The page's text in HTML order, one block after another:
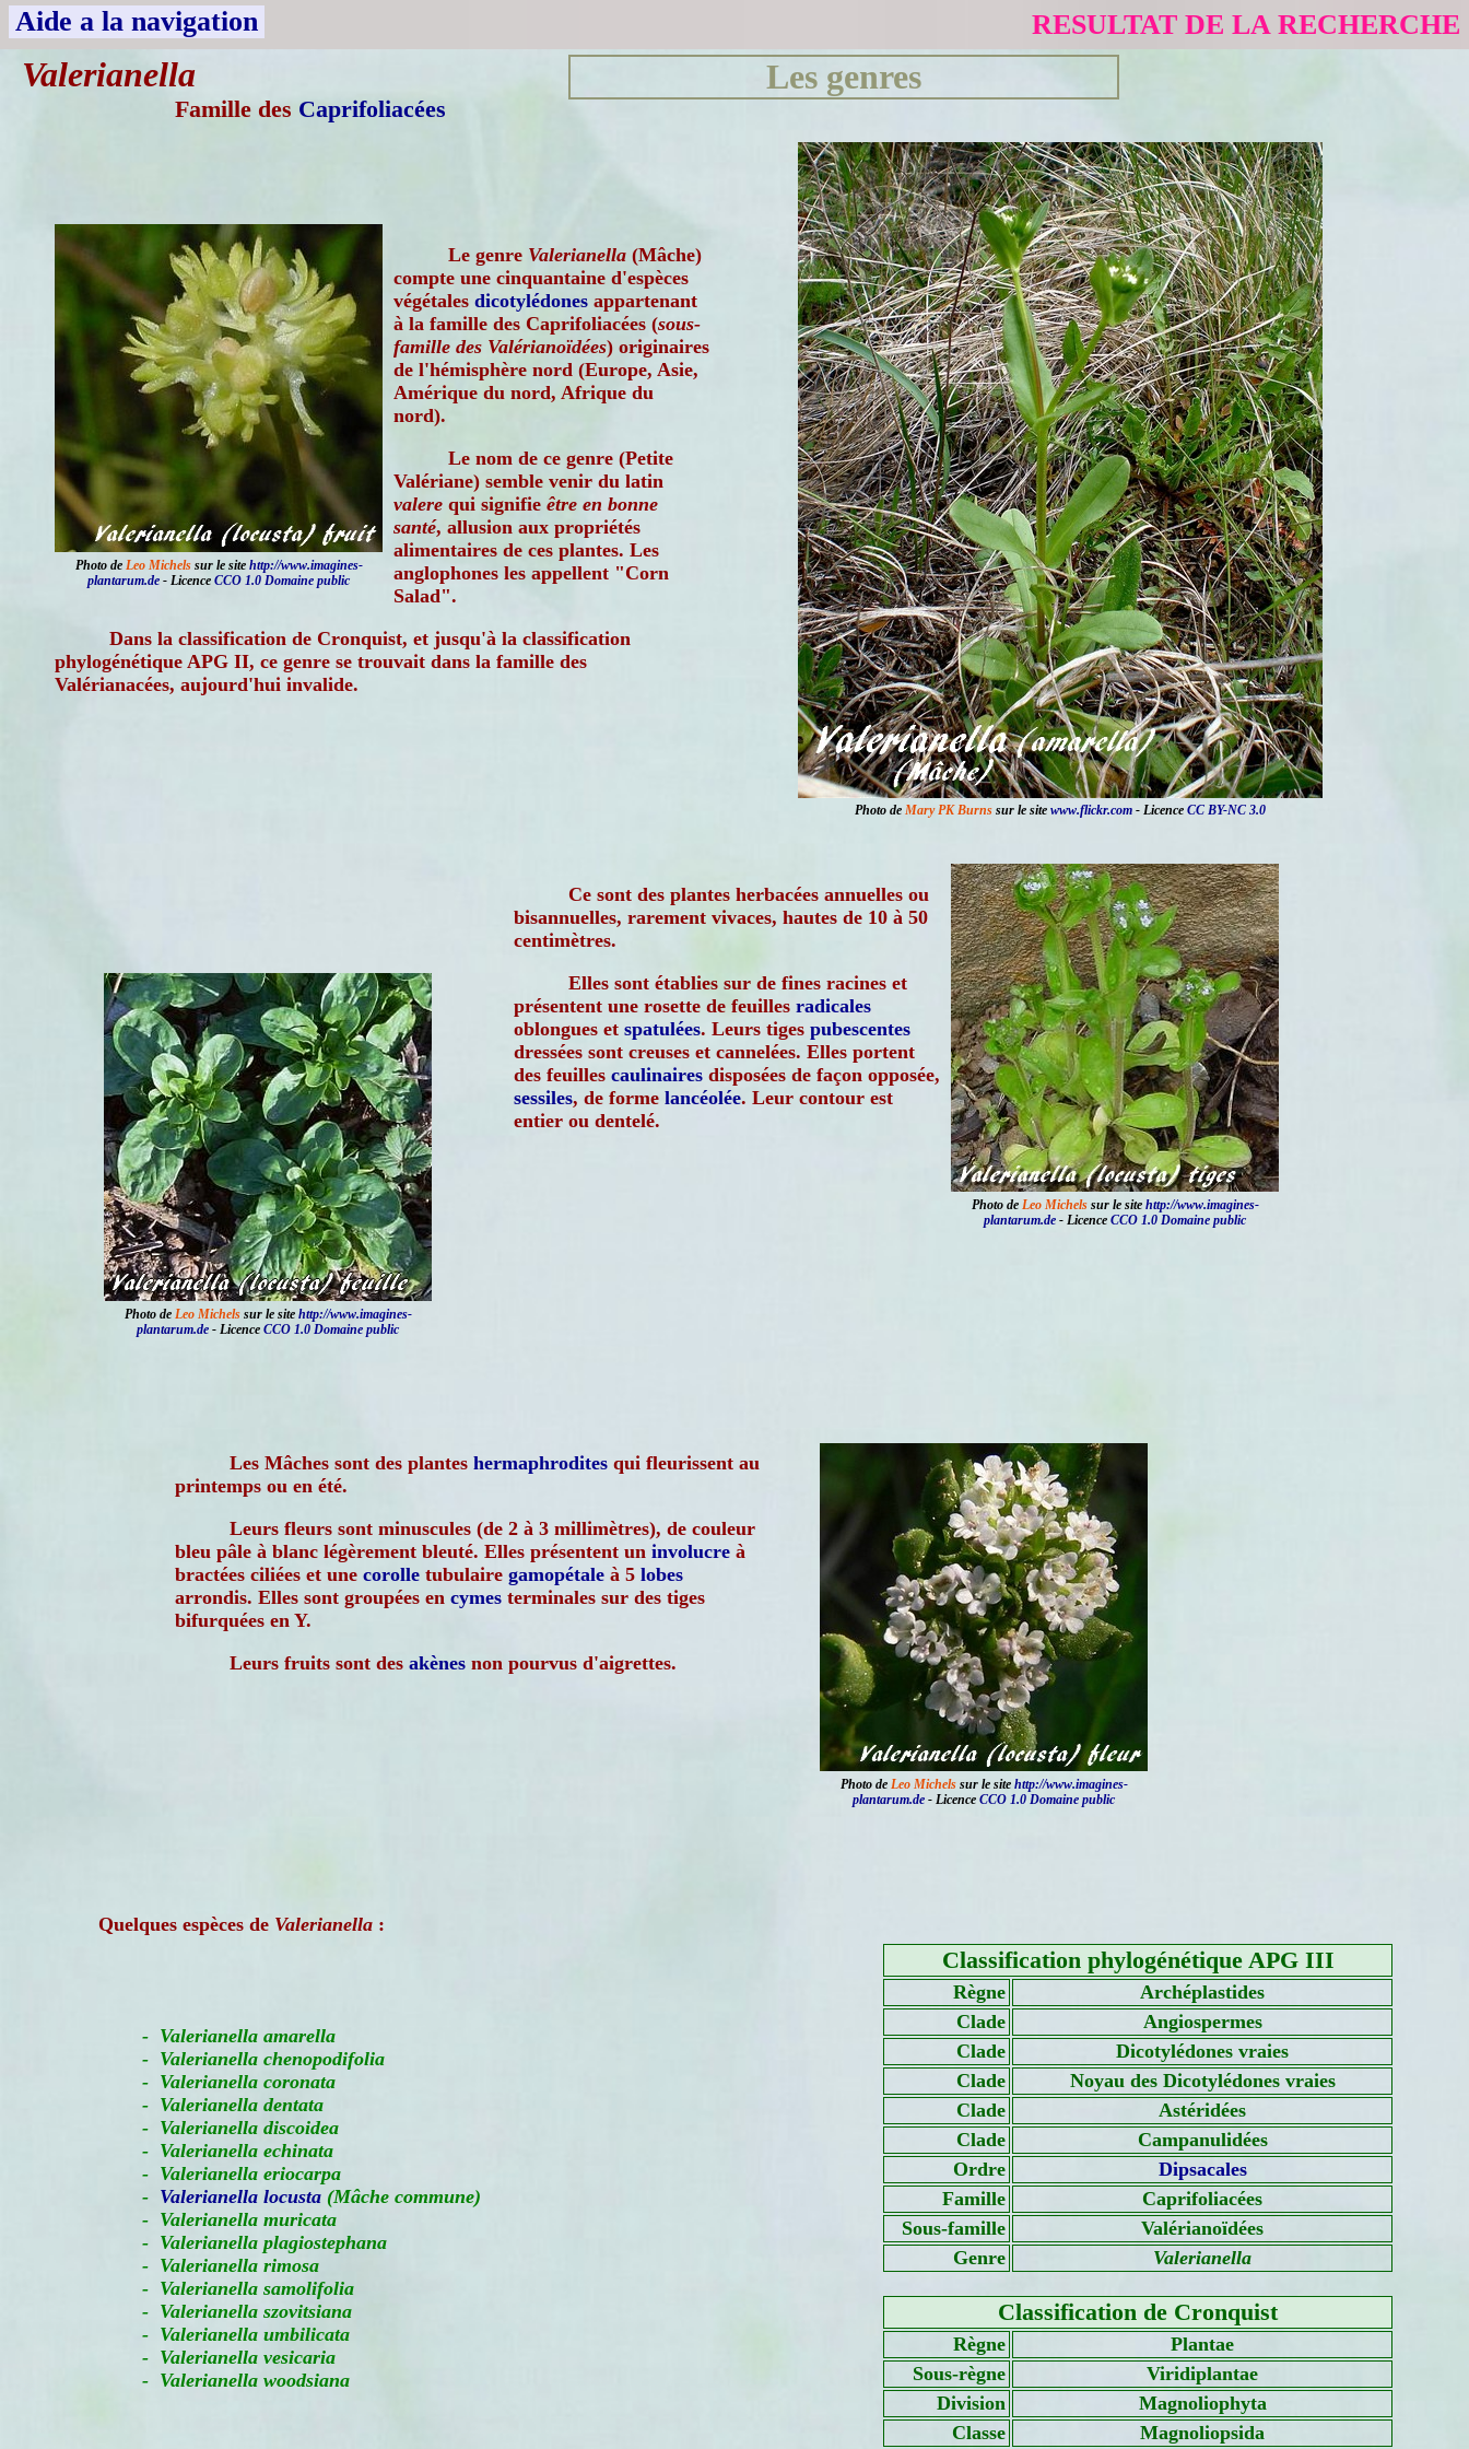
Aide a la navigation RESULTAT DE LA RECHERCHE
Valerianella
Famille des Caprifoliacées
Les genres
Photo de Mary PK Burns sur le site www.flickr.com - Licence CC BY-NC 3.0
Photo de Leo Michelssur le site http://www.imagines-
plantarum.de - Licence CCO 1.0 Domaine public
Le genre Valerianella (Mâche)
compte une cinquantaine d'espèces
végétales dicotylédones appartenant
à la famille des Caprifoliacées (sous-
famille des Valérianoïdées) originaires
de l'hémisphère nord (Europe, Asie,
Amérique du nord, Afrique du
nord).
Le nom de ce genre (Petite
Valériane) semble venir du latin
valere qui signifie être en bonne
santé, allusion aux propriétés
alimentaires de ces plantes. Les
anglophones les appellent "Corn
Salad".
Dans la classification de Cronquist, et jusqu'à la classification
phylogénétique APG II, ce genre se trouvait dans la famille des
Valérianacées, aujourd'hui invalide.
Photo de Leo Michelssur le site http://www.imagines-
plantarum.de - Licence CCO 1.0 Domaine public
Ce sont des plantes herbacées annuelles ou
bisannuelles, rarement vivaces, hautes de 10 à 50
centimètres.
Elles sont établies sur de fines racines et
présentent une rosette de feuilles radicales
oblongues et spatulées. Leurs tiges pubescentes
dressées sont creuses et cannelées. Elles portent
des feuilles caulinaires disposées de façon opposée,
sessiles, de forme lancéolée. Leur contour est
entier ou dentelé.
Photo de Leo Michelssur le site http://www.imagines-
plantarum.de - Licence CCO 1.0 Domaine public
Photo de Leo Michelssur le site http://www.imagines-
plantarum.de - Licence CCO 1.0 Domaine public
Les Mâches sont des plantes hermaphrodites qui fleurissent au
printemps ou en été.
Leurs fleurs sont minuscules (de 2 à 3 millimètres), de couleur
bleu pâle à blanc légèrement bleuté. Elles présentent un involucre à
bractées ciliées et une corolle tubulaire gamopétale à 5 lobes
arrondis. Elles sont groupées en cymes terminales sur des tiges
bifurquées en Y.
Leurs fruits sont des akènes non pourvus d'aigrettes.
Quelques espèces de Valerianella :
- Valerianella amarella
- Valerianella chenopodifolia
- Valerianella coronata
- Valerianella dentata
- Valerianella discoidea
- Valerianella echinata
- Valerianella eriocarpa
- Valerianella locusta (Mâche commune)
- Valerianella muricata
- Valerianella plagiostephana
- Valerianella rimosa
- Valerianella samolifolia
- Valerianella szovitsiana
- Valerianella umbilicata
- Valerianella vesicaria
- Valerianella woodsiana
Classification phylogénétique APG III
Règne
Archéplastides
Clade
Angiospermes
Clade
Dicotylédones vraies
Clade
Noyau des Dicotylédones vraies
Clade
Astéridées
Clade
Campanulidées
Ordre
Dipsacales
Famille
Caprifoliacées
Sous-famille
Valérianoïdées
Genre
Valerianella
Classification de Cronquist
Règne
Plantae
Sous-règne
Viridiplantae
Division
Magnoliophyta
Classe
Magnoliopsida